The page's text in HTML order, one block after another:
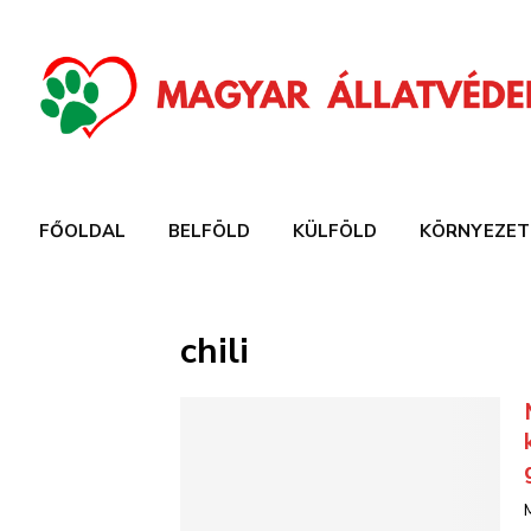
FŐOLDAL BELFÖLD KÜLFÖLD KÖRNYEZET
chili